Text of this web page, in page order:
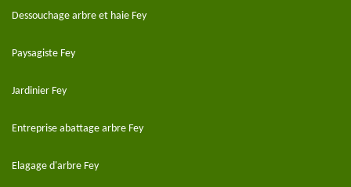
Dessouchage arbre et haie Fey
Paysagiste Fey
Jardinier Fey
Entreprise abattage arbre Fey
Elagage d'arbre Fey